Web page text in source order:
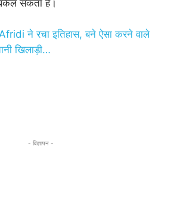
सकता है।
ने रचा इतिहास, बने ऐसा करने वाले
खिलाड़ी…
- विज्ञापन -